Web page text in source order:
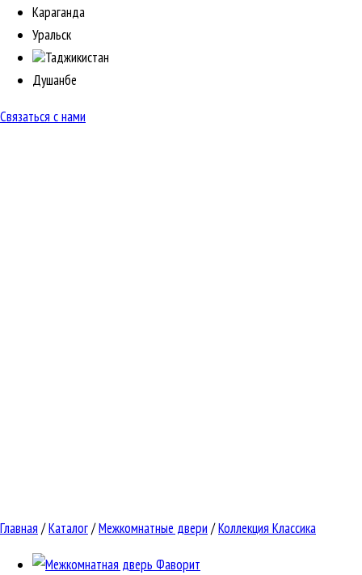
Караганда
Уральск
Таджикистан
Душанбе
Связаться с нами
Главная /Каталог/Межкомнатные двери /Коллекция Классика